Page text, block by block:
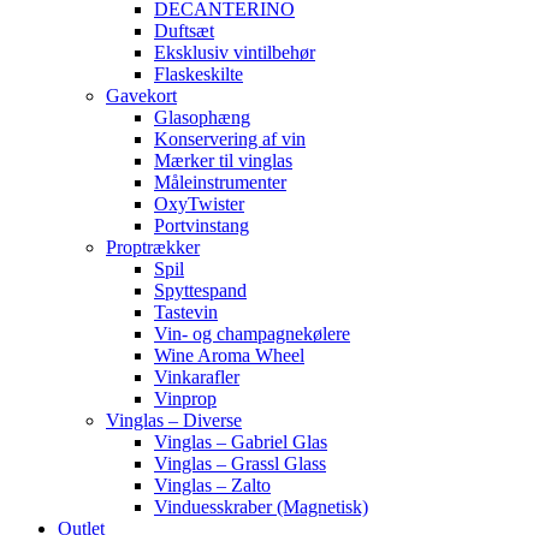
DECANTERINO
Duftsæt
Eksklusiv vintilbehør
Flaskeskilte
Gavekort
Glasophæng
Konservering af vin
Mærker til vinglas
Måleinstrumenter
OxyTwister
Portvinstang
Proptrækker
Spil
Spyttespand
Tastevin
Vin- og champagnekølere
Wine Aroma Wheel
Vinkarafler
Vinprop
Vinglas – Diverse
Vinglas – Gabriel Glas
Vinglas – Grassl Glass
Vinglas – Zalto
Vinduesskraber (Magnetisk)
Outlet